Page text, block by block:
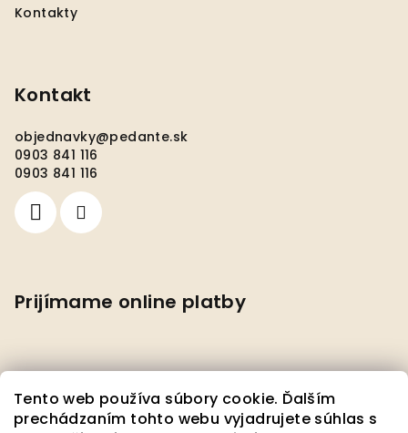
Tento web používa súbory cookie. Ďalším
prechádzaním tohto webu vyjadrujete súhlas s
Kontakty
Kontakt
objednavky@pedante.sk
0903 841 116
0903 841 116
Prijímame online platby